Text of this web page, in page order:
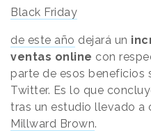
Black Friday
de este año dejará un
ventas online con
parte de esos beneficios
Twitter. Es lo que
tras un estudio llevado a
Millward Brown.